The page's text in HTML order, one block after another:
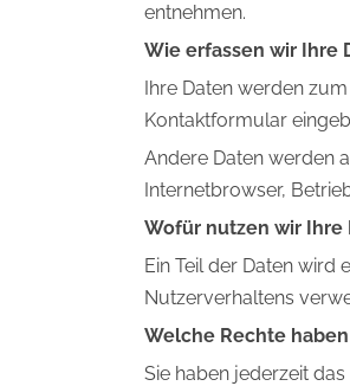
entnehmen.
Wie erfassen wir Ihre
Ihre Daten werden
Kontaktformular
Andere Daten werden
Internetbrowser,
Wofür nutzen wir Ihre
Ein Teil der Daten wird
Nutzerverhaltens
Welche Rechte
Sie haben jederzeit